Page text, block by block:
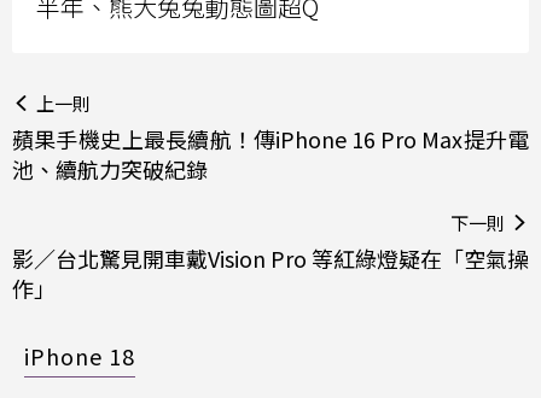
半年、熊大兔兔動態圖超Q
上一則
蘋果手機史上最長續航！傳iPhone 16 Pro Max提升電
池、續航力突破紀錄
下一則
影／台北驚見開車戴Vision Pro 等紅綠燈疑在「空氣操
作」
iPhone 18